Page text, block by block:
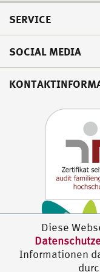
Diese
Informationen
SERVICE
SOCIAL MEDIA